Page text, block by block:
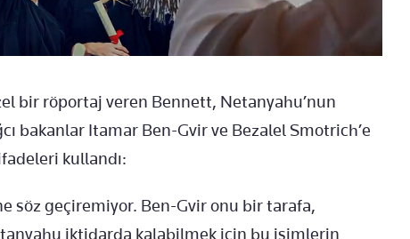
bir röportaj veren Bennett, Netanyahu’nun
bakanlar Itamar Ben-Gvir ve Bezalel Smotrich’e
kullandı:
söz geçiremiyor. Ben-Gvir onu bir tarafa,
iktidarda kalabilmek için bu isimlerin